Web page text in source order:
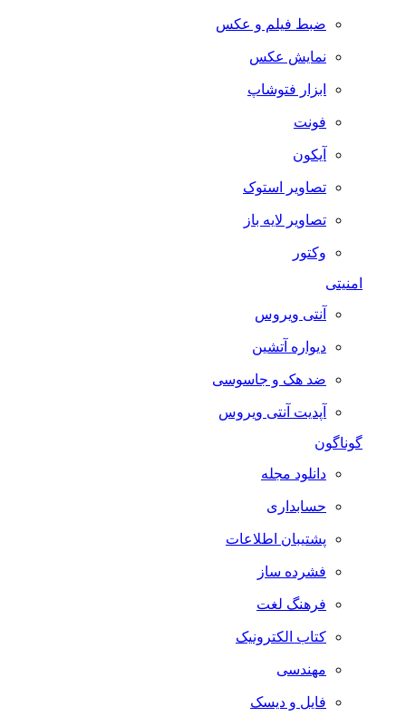
ضبط فيلم و عكس
نمایش عکس
ابزار فتوشاپ
فونت
آیکون
تصاویر استوک
تصاویر لایه باز
وکتور
امنیتی
آنتی ویروس
دیواره آتشین
ضد هک و جاسوسی
آپدیت آنتی ویروس
گوناگون
دانلود مجله
حسابداری
پشتیبان اطلاعات
فشرده ساز
فرهنگ لغت
کتاب الکترونیک
مهندسی
فایل و دیسک